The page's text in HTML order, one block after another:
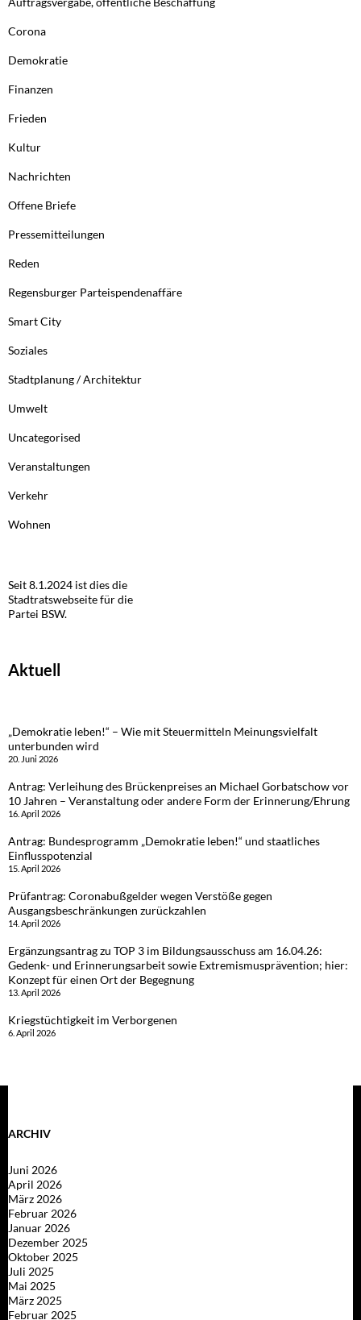
Corona
Demokratie
Finanzen
Frieden
Kultur
Nachrichten
Offene Briefe
Pressemitteilungen
Reden
Regensburger Parteispendenaffäre
Smart City
Soziales
Stadtplanung / Architektur
Umwelt
Uncategorised
Veranstaltungen
Verkehr
Wohnen
Seit 8.1.2024 ist dies die
Stadtratswebseite für die
Partei BSW.
Aktuell
„Demokratie leben!“ – Wie mit Steuermitteln Meinungsvielfalt
unterbunden wird
20. Juni 2026
Antrag: Verleihung des Brückenpreises an Michael Gorbatschow vor
10 Jahren – Veranstaltung oder andere Form der Erinnerung/Ehrung
16. April 2026
Antrag: Bundesprogramm „Demokratie leben!“ und staatliches
Einflusspotenzial
15. April 2026
Prüfantrag: Coronabußgelder wegen Verstöße gegen
Ausgangsbeschränkungen zurückzahlen
14. April 2026
Ergänzungsantrag zu TOP 3 im Bildungsausschuss am 16.04.26:
Gedenk- und Erinnerungsarbeit sowie Extremismusprävention; hier:
Konzept für einen Ort der Begegnung
13. April 2026
Kriegstüchtigkeit im Verborgenen
6. April 2026
ARCHIV
Juni 2026
April 2026
März 2026
Februar 2026
Januar 2026
Dezember 2025
Oktober 2025
Juli 2025
Mai 2025
März 2025
Februar 2025